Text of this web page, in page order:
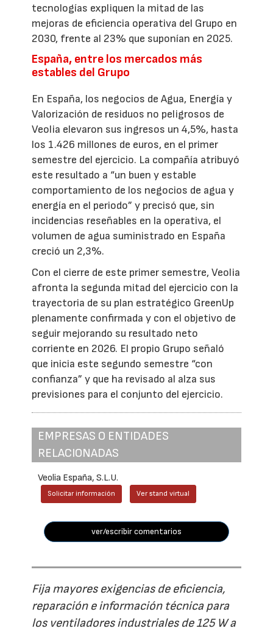
tecnologías expliquen la mitad de las
mejoras de eficiencia operativa del Grupo en
2030, frente al 23% que suponían en 2025.
España, entre los mercados más
estables del Grupo
En España, los negocios de Agua, Energía y
Valorización de residuos no peligrosos de
Veolia elevaron sus ingresos un 4,5%, hasta
los 1.426 millones de euros, en el primer
semestre del ejercicio. La compañía atribuyó
este resultado a “un buen y estable
comportamiento de los negocios de agua y
energía en el periodo” y precisó que, sin
incidencias reseñables en la operativa, el
volumen de agua suministrado en España
creció un 2,3%.
Con el cierre de este primer semestre, Veolia
afronta la segunda mitad del ejercicio con la
trayectoria de su plan estratégico GreenUp
plenamente confirmada y con el objetivo de
seguir mejorando su resultado neto
corriente en 2026. El propio Grupo señaló
que inicia este segundo semestre “con
confianza” y que ha revisado al alza sus
previsiones para el conjunto del ejercicio.
EMPRESAS O ENTIDADES
RELACIONADAS
Veolia España, S.L.U.
Solicitar información Ver stand virtual
ver/escribir comentarios
Fija mayores exigencias de eficiencia,
reparación e información técnica para
los ventiladores industriales de 125 W a